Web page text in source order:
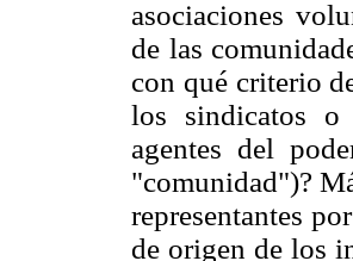
asociaciones
de las
con qué criterio
los sindicatos o
agentes del
"comunidad")?
representantes
de origen de los